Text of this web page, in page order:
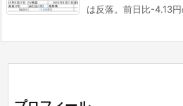
は反落。前日比-4.13